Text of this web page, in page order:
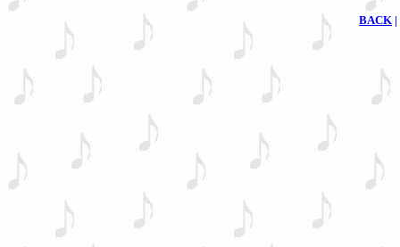
BACK |